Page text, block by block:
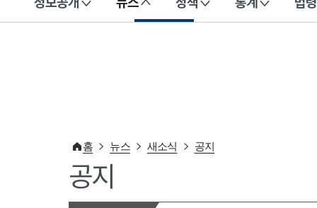
이 누리집은 대한민국 공식 전자정부 누리집입니다.
홈 뉴스 새소식 공지
공지